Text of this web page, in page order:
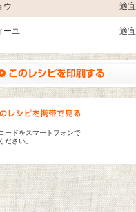
ウ 適宜
ーユ 適宜
ードをスマートフォンで
ださい。